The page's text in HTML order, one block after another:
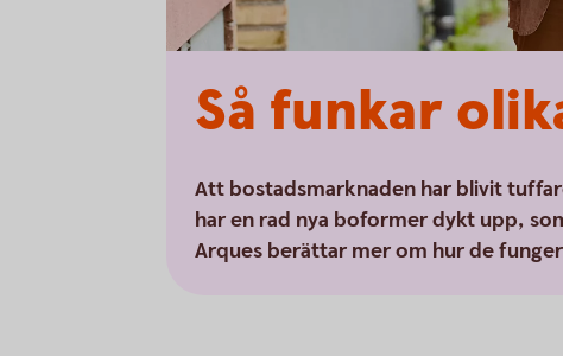
Så funkar
Att bostadsmarknaden har blivit
har en rad nya boformer dykt upp,
Arques berättar mer om hur de